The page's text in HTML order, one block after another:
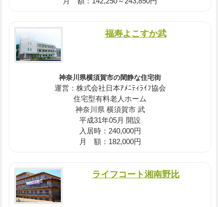
福寿よこすか武
神奈川県横須賀市の閑静な住宅街
運営：株式会社日本ｱﾒﾆﾃｨﾗｲﾌ協会
住宅型有料老人ホーム
神奈川県 横須賀市 武
平成31年05月 開設
入居時：240,000円
月 額：182,000円
ライフコート湘南野比